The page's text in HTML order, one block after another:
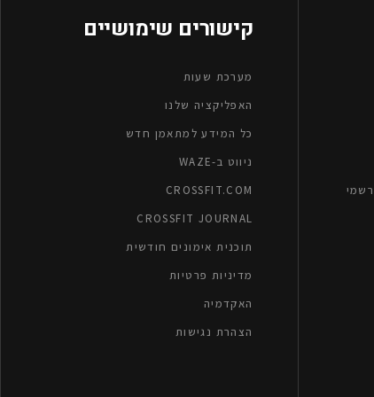
קישורים שימושיים
מערכת שעות
האפליקציה שלנו
כל המידע למתאמן חדש
ניווט ב-WAZE
CROSSFIT.COM
CROSSFIT JOURNAL
תוכנית אימונים חודשית
מדיניות פרטיות
האקדמיה
הצהרת נגישות